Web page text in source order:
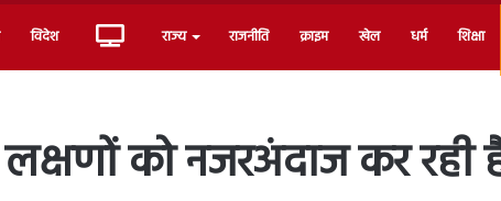
विदेश Live राज्य राजनीति क्राइम खेल धर्म शिक्षा
को नजरअंदाज कर रही